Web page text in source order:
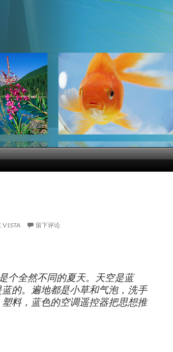
V1STA 留下评论
个全然不同的夏天。天空是蓝
的。遍地都是小草和气泡，洗手
料，蓝色的空调遥控器把思想推